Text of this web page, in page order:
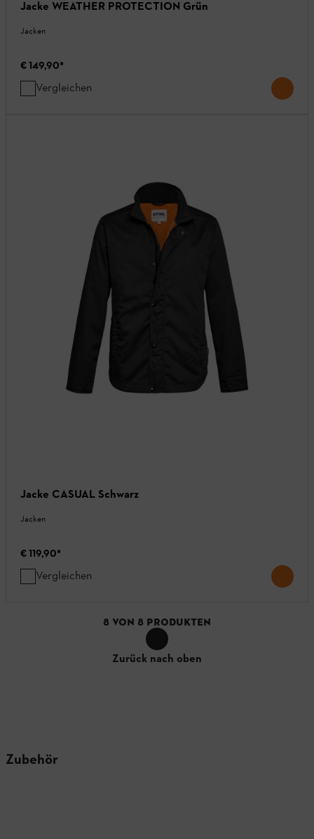
Jacke WEATHER PROTECTION Grün
Jacken
€ 149,90*
Vergleichen
Jacke CASUAL Schwarz
Jacken
€ 119,90*
Vergleichen
8 VON 8 PRODUKTEN
Zurück nach oben
Zubehör